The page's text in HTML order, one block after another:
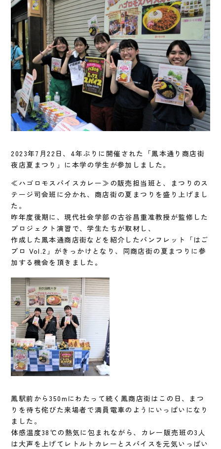
2023年7月22日、4年ぶりに開催された「鳳本通り商店街
夜店夏まつり」に本学の学生が参加しました。
≪ハゴロモスパイスカレー≫の販売担当班と、まつりのス
テージ司会班に分かれ、商店街の夏まつりを盛り上げまし
た。
昨年度後期に、現代社会学部の古谷昌重准教授が監修した
プロジェクト演習で、学生たちが取材し、
作成した鳳本通商店街などを紹介したパンフレット「はご
プロ Vol.2」がきっかけとなり、同商店街の夏まつりに参
加する機会を頂きました。
鳳駅前から350mにわたって続く鳳商店街はこの日、まつ
りを待ち侘びた来場者で満員電車のようにいっぱいになり
ました。
体感温度38℃の熱気に包まれながら、カレー販売班の3人
は大声を上げてレトルトカレーとスパイスを元気いっぱい